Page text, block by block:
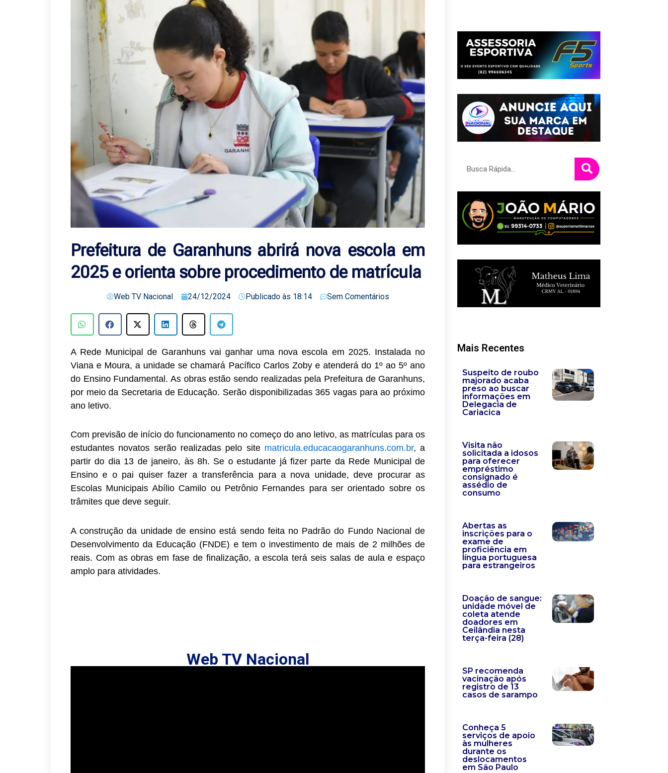
Prefeitura de Garanhuns abrirá nova escola em
2025 e orienta sobre procedimento de matrícula
Web TV Nacional 24/12/2024 Publicado às 18:14 Sem Comentários
A Rede Municipal de Garanhuns vai ganhar uma nova escola em 2025. Instalada no
Viana e Moura, a unidade se chamará Pacífico Carlos Zoby e atenderá do 1º ao 5º ano
do Ensino Fundamental. As obras estão sendo realizadas pela Prefeitura de Garanhuns,
por meio da Secretaria de Educação. Serão disponibilizadas 365 vagas para ao próximo
ano letivo.
Com previsão de início do funcionamento no começo do ano letivo, as matrículas para os
estudantes novatos serão realizadas pelo site matricula.educacaogaranhuns.com.br, a
partir do dia 13 de janeiro, às 8h. Se o estudante já fizer parte da Rede Municipal de
Ensino e o pai quiser fazer a transferência para a nova unidade, deve procurar as
Escolas Municipais Abílio Camilo ou Petrônio Fernandes para ser orientado sobre os
trâmites que deve seguir.
A construção da unidade de ensino está sendo feita no Padrão do Fundo Nacional de
Desenvolvimento da Educação (FNDE) e tem o investimento de mais de 2 milhões de
reais. Com as obras em fase de finalização, a escola terá seis salas de aula e espaço
amplo para atividades.
Web TV Nacional
Mais Recentes
Suspeito de roubo
majorado acaba
preso ao buscar
informações em
Delegacia de
Cariacica
Visita não
solicitada a idosos
para oferecer
empréstimo
consignado é
assédio de
consumo
Abertas as
inscrições para o
exame de
proficiência em
língua portuguesa
para estrangeiros
Doação de sangue:
unidade móvel de
coleta atende
doadores em
Ceilândia nesta
terça-feira (28)
SP recomenda
vacinação após
registro de 13
casos de sarampo
Conheça 5
serviços de apoio
às mulheres
durante os
deslocamentos
em São Paulo